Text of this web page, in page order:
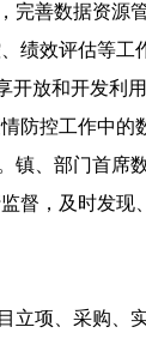
善数据资源
绩效评估等
放和开发利
防控工作中的
、部门首席
督，及时发
项、采购、